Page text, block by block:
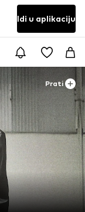
Idi u aplikaciju
Prati